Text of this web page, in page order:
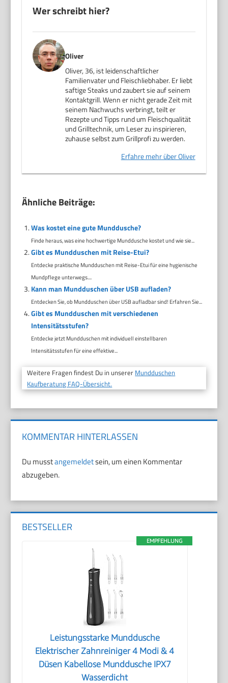
Wer schreibt hier?
Oliver
Oliver, 36, ist leidenschaftlicher
Familienvater und Fleischliebhaber. Er liebt
saftige Steaks und zaubert sie auf seinem
Kontaktgrill. Wenn er nicht gerade Zeit mit
seinem Nachwuchs verbringt, teilt er
Rezepte und Tipps rund um Fleischqualität
und Grilltechnik, um Leser zu inspirieren,
zuhause selbst zum Grillprofi zu werden.
Erfahre mehr über Oliver
Ähnliche Beiträge:
Was kostet eine gute Munddusche?
Finde heraus, was eine hochwertige Munddusche kostet und wie sie...
Gibt es Mundduschen mit Reise-Etui?
Entdecke praktische Mundduschen mit Reise-Etui für eine hygienische
Mundpflege unterwegs....
Kann man Mundduschen über USB aufladen?
Entdecken Sie, ob Mundduschen über USB aufladbar sind! Erfahren Sie...
Gibt es Mundduschen mit verschiedenen
Intensitätsstufen?
Entdecke jetzt Mundduschen mit individuell einstellbaren
Intensitätsstufen für eine effektive...
Weitere Fragen findest Du in unserer Mundduschen
Kaufberatung FAQ-Übersicht.
KOMMENTAR HINTERLASSEN
Du musstangemeldetsein, um einen Kommentar
abzugeben.
BESTSELLER
EMPFEHLUNG
Leistungsstarke Munddusche
Elektrischer Zahnreiniger 4 Modi & 4
Düsen Kabellose Munddusche IPX7
Wasserdicht